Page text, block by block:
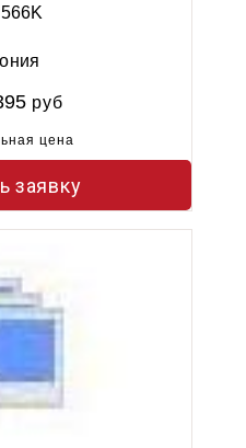
руб
цена
заявку